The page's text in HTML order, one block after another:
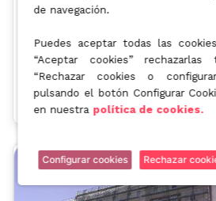
Venta con alquiler
garantizado
TIR
5.5%
Rent. Anual
5.69%
de navegación.
Puedes aceptar todas las
“Aceptar cookies”
“Rechazar cookies o
pulsando el botón Configurar
en nuestra política de cookies.
Configurar cookies Rechazar